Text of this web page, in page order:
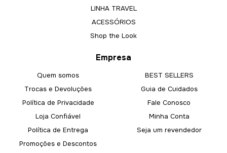
LINHA TRAVEL
ACESSÓRIOS
Shop the Look
Empresa
Quem somos
Trocas e Devoluções
Política de Privacidade
Loja Confiável
Política de Entrega
Promoções e Descontos
BEST SELLERS
Guia de Cuidados
Fale Conosco
Minha Conta
Seja um revendedor